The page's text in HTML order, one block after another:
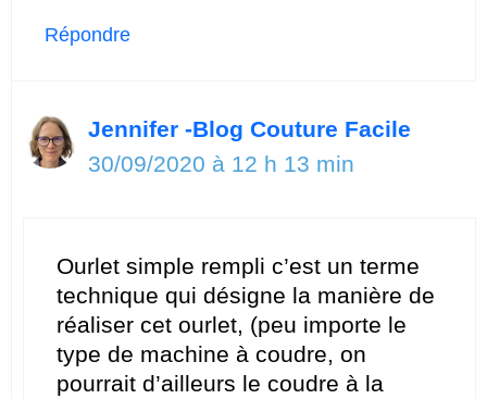
Répondre
Jennifer -Blog Couture Facile
30/09/2020 à 12 h 13 min
Ourlet simple rempli c’est un terme
technique qui désigne la manière de
réaliser cet ourlet, (peu importe le
type de machine à coudre, on
pourrait d’ailleurs le coudre à la